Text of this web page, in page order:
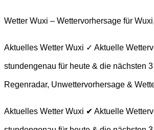
Wetter Wuxi – Wettervorhersage für
Aktuelles Wetter Wuxi ✓ Aktuelle
stundengenau für heute & die nächsten
Regenradar, Unwettervorhersage &
Aktuelles Wetter Wuxi ✔ Aktuelle